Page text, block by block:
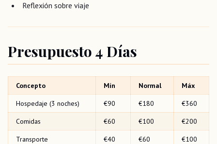
Reflexión sobre viaje
Presupuesto 4 Días
Concepto Mín Normal Máx
Hospedaje (3 noches) €90 €180 €360
Comidas €60 €100 €200
Transporte €40 €60 €100